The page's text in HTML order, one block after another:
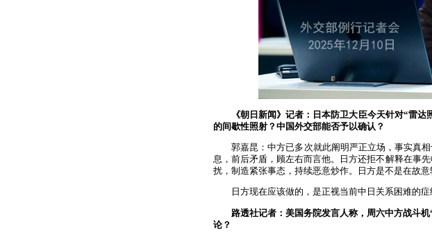
《朝日新闻》记者：日本防卫大臣今天针对“雷
的间歇性照射？中国外交部能否予以确认？
郭嘉昆：中方已多次就此阐明严正立场，事实真
息，前后矛盾，顾左右而言他。日方还拒不解释在事
扰，制造紧张事态，持续恶意炒作。日方是不是在故
日方现在应该做的，是正视当前中日关系困难的
路透社记者：美国务院发言人称，周六中方战斗
论？